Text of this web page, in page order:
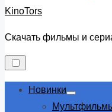
KinoTors
Скачать фильмы и
Новинки
Show
sub